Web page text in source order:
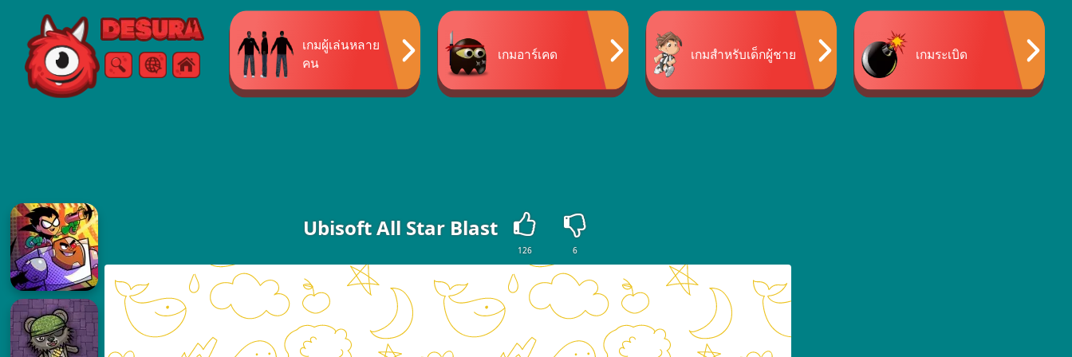
Free Online Games
ค้นหา เมนู
เกมผู้เล่นหลาย
คน
เกมอาร์เคด เกมสำหรับเด็กผู้ชาย เกมระเบิด
Ubisoft All Star Blast
126 6